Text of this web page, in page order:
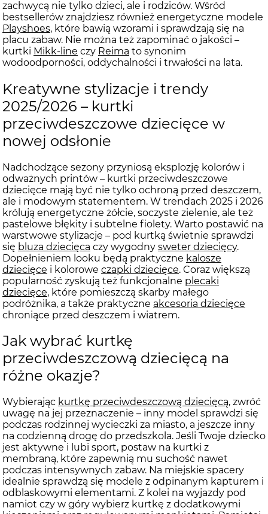
zachwycą nie tylko dzieci, ale i rodziców. Wśród
bestsellerów znajdziesz również energetyczne modele
Playshoes, które bawią wzorami i sprawdzają się na
placu zabaw. Nie można też zapominać o jakości –
kurtki Mikk-line czy Reima to synonim
wodoodporności, oddychalności i trwałości na lata.
Kreatywne stylizacje i trendy
2025/2026 – kurtki
przeciwdeszczowe dziecięce w
nowej odsłonie
Nadchodzące sezony przyniosą eksplozję kolorów i
odważnych printów – kurtki przeciwdeszczowe
dziecięce mają być nie tylko ochroną przed deszczem,
ale i modowym statementem. W trendach 2025 i 2026
królują energetyczne żółcie, soczyste zielenie, ale też
pastelowe błękity i subtelne fiolety. Warto postawić na
warstwowe stylizacje – pod kurtką świetnie sprawdzi
się bluza dziecięca czy wygodny sweter dziecięcy.
Dopełnieniem looku będą praktyczne kalosze
dziecięce i kolorowe czapki dziecięce. Coraz większą
popularność zyskują też funkcjonalne plecaki
dziecięce, które pomieszczą skarby małego
podróżnika, a także praktyczne akcesoria dziecięce
chroniące przed deszczem i wiatrem.
Jak wybrać kurtkę
przeciwdeszczową dziecięcą na
różne okazje?
Wybierając kurtkę przeciwdeszczową dziecięcą, zwróć
uwagę na jej przeznaczenie – inny model sprawdzi się
podczas rodzinnej wycieczki za miasto, a jeszcze inny
na codzienną drogę do przedszkola. Jeśli Twoje dziecko
jest aktywne i lubi sport, postaw na kurtki z
membraną, które zapewnią mu suchość nawet
podczas intensywnych zabaw. Na miejskie spacery
idealnie sprawdzą się modele z odpinanym kapturem i
odblaskowymi elementami. Z kolei na wyjazdy pod
namiot czy w góry wybierz kurtkę z dodatkowymi